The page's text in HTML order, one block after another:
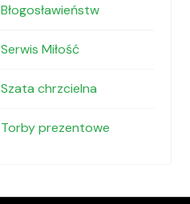
Błogosławieństw
Serwis Miłość
Szata chrzcielna
Torby prezentowe